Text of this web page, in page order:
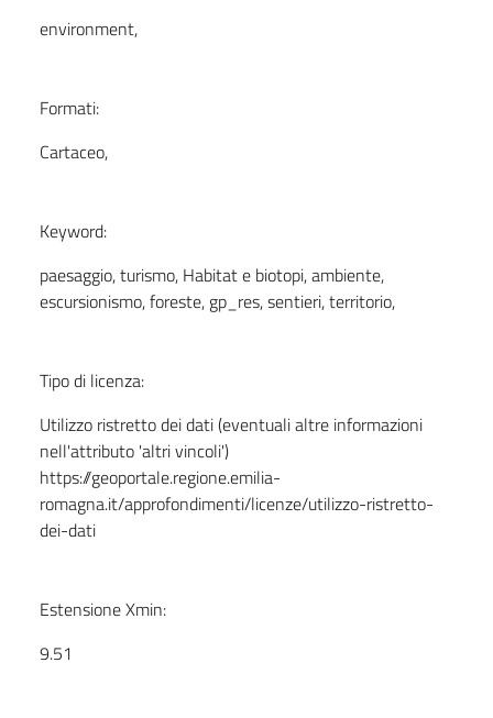
environment,
Formati:
Cartaceo,
Keyword:
paesaggio, turismo, Habitat e biotopi, ambiente,
escursionismo, foreste, gp_res, sentieri, territorio,
Tipo di licenza:
Utilizzo ristretto dei dati (eventuali altre informazioni
nell'attributo 'altri vincoli')
https://geoportale.regione.emilia-
romagna.it/approfondimenti/licenze/utilizzo-ristretto-
dei-dati
Estensione Xmin:
9.51